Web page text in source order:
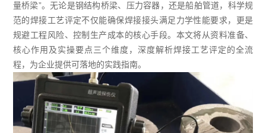
量桥梁”。无论是钢结构桥梁、压力容器，还是船舶管道，科学规
范的焊接工艺评定不仅能确保焊接接头满足力学性能要求，更是
规避工程风险、控制生产成本的核心手段。本文将从资料准备、
核心作用及实操要点三个维度，深度解析焊接工艺评定的全流
程，为企业提供可落地的实践指南。